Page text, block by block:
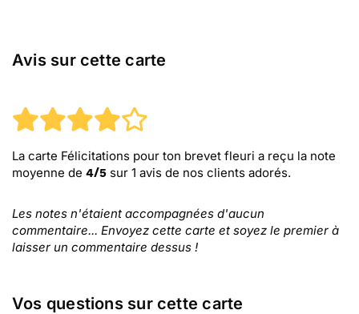
Avis sur cette carte
La carte Félicitations pour ton brevet fleuri a reçu la note
moyenne de 4/5 sur 1 avis de nos clients adorés.
Les notes n'étaient accompagnées d'aucun
commentaire... Envoyez cette carte et soyez le premier à
laisser un commentaire dessus !
Vos questions sur cette carte